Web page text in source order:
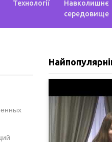
Технології
Навколишнє
середовище